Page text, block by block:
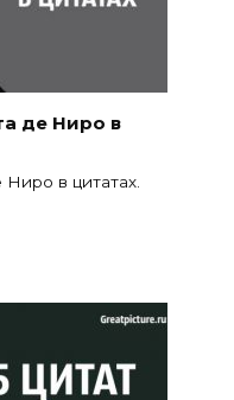
де Ниро в
в цитатах.